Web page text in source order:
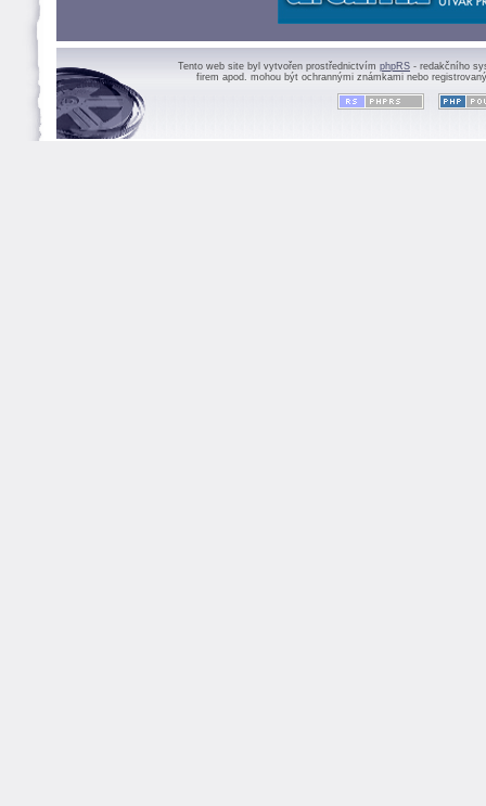
Tento web site byl vytvořen prostřednictvím phpRS - redakčního
firem apod. mohou být ochrannými známkami nebo